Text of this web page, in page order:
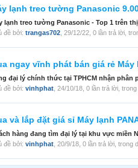
lạnh treo tường Panasonic
lạnh treo tường Panasonic - Top 1 trên
đề bởi: trangas702 29/12/22 , 0 lần trả lời,
ngay vĩnh phát bán giá rẻ
đại lý chính thức tại TPHCM nhận
đề bởi: vinhphat 24/10/18 , 0 lần trả lời,
và lắp đặt giá sỉ Máy lạnh
hàng đang tìm đại lý tại khu vực miền
đề bởi: vinhphat 20/9/18 , 0 lần trả lời, trong